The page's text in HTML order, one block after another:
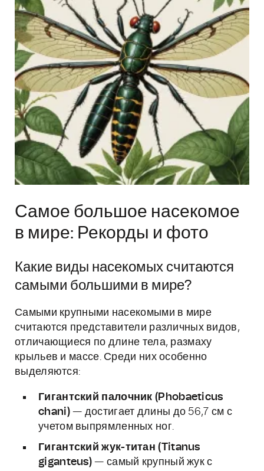
Самое большое насекомое
в мире: Рекорды и фото
Какие виды насекомых считаются
самыми большими в мире?
Самыми крупными насекомыми в мире
считаются представители различных видов,
отличающиеся по длине тела, размаху
крыльев и массе. Среди них особенно
выделяются:
Гигантский палочник (Phobaeticus
chani)— достигает длины до 56,7 см с
учетом выпрямленных ног.
Гигантский жук-титан (Titanus
giganteus) — самый крупный жук с